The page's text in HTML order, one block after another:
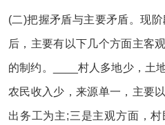
(二)把握矛盾与主要矛盾。现
后，主要有以下几个方面主客
的制约。____村人多地少，土
农民收入少，来源单一，主要
出务工为主;三是主观方面，